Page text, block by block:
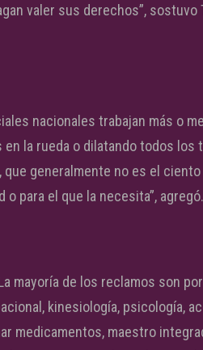
valer sus derechos”, sostuvo
nacionales trabajan más o
la rueda o dilatando todos
generalmente no es el
para el que la necesita”, agregó.
mayoría de los reclamos son
kinesiología, psicología,
medicamentos, maestro